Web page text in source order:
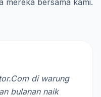
mereka bersama kami.
di warung
bulanan naik